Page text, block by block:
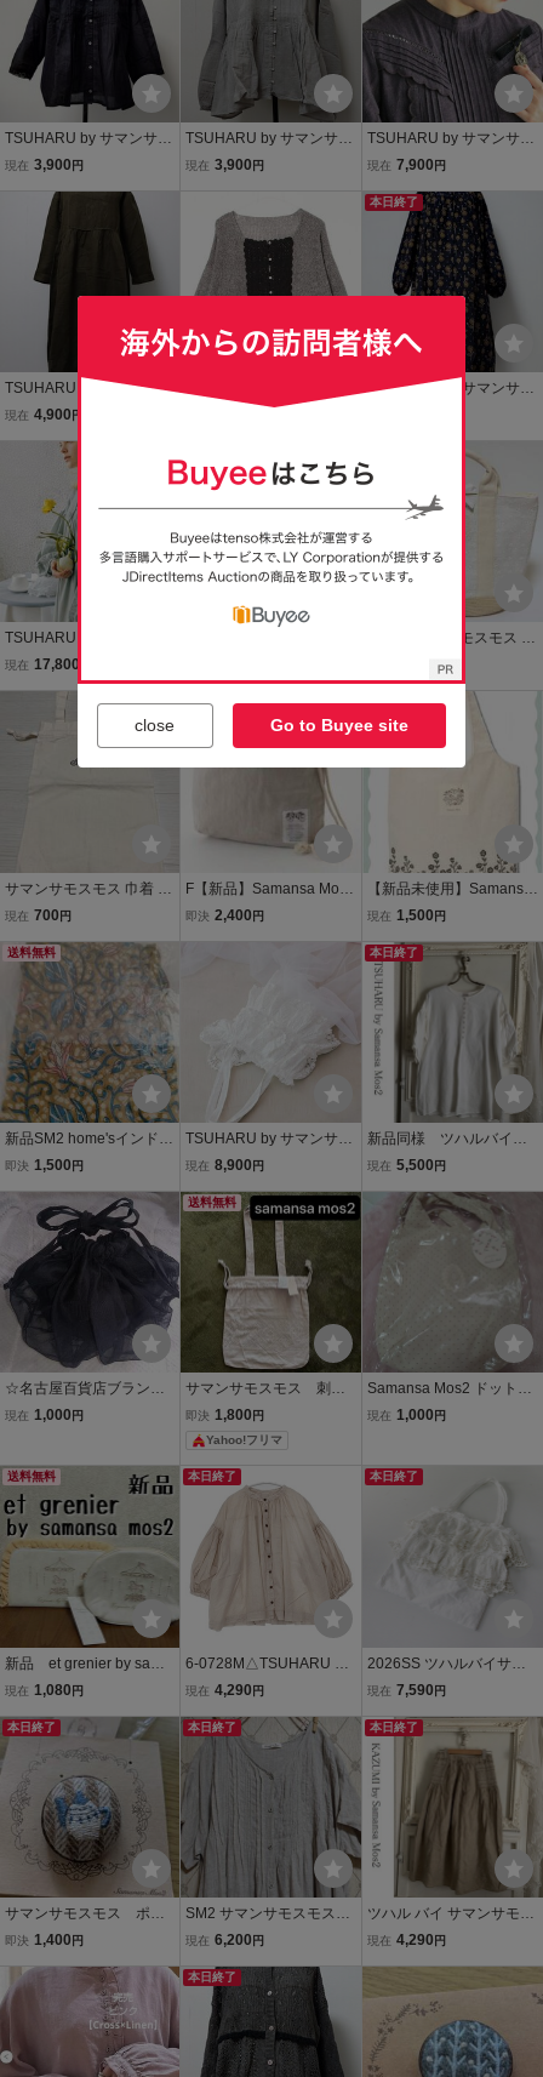
TSUHARU by サマンサモ
スモス【リバーレース】
ハル SM2
現在 3,900 円
TSUHARU by サマンサモ
スモス ピンタックふん
現在 3,900 円
TSUHARU by サマンサモ
スモス アンティーク風
ス ツハル SM2
現在 7,900 円
TSUHARU by サマンサモ
スモス 草花刺繍切替ワ
ハル SM2
現在 4,900 円
a Mos2」 ニットカーディ
本日終了
TSUHARU by サマンサモ
TSUHARU by サマンサモ
スモス【Ｓサイズ】ラン
ダム刺繍レース切替ワン
ピース ツハル SM2
現在 17,800
ERTY FABRICS】Botanic
al Language柄ワンピー
ス ツハル SM2
SM2 サマンサモスモス 完
コットン レース トートバ
ッグ リボン 籠 かばん オ
フホワイト 旅行 浴衣 マザ
ーズバッグ
円
サマンサモスモス 巾着 エ
コバッグ トートバッグ ノ
現在 700 円
送料無料
F【新品】Samansa Mos2
ロープショルダーバック
即決 2,400 円
本日終了
【新品未使用】Samansa
Mos2 35th花刺繍ポケッタ
現在 1,500 円
送料無料
新品SM2 home'sインド綿
プリント巾着SamansaMo
スモス
即決 1,500 円
TSUHARU by サマンサモ
スモス【WHITE COLLEC
ートバッグ ツハル SM
2
現在 8,900 円
本日終了
新品同様 ツハルバイサ
マンサモスモス TSUHAR
リネン麻 ギャザー七分
袖 チュニック ワンピー
ス オフホワイト
現在 5,500 円
☆名古屋百貨店ブランド
サマンサモスモスSamans
ッグ
現在 1,000 円
送料無料
サマンサモスモス 刺繍
入り 巾着 トートバッグ
巾着バッグ ベージュグ
即決 1,800 円
Yahoo!フリマ
Samansa Mos2 ドット柄
トートバッグ レース ポシ
現在 1,000 円
送料無料
新品 et grenier by sama
nsa mos2 ポーチとマス
現在 1,080 円
本日終了
6-0728M△TSUHARU by
Samansa Mos2 SM2 製品
ャツ ピンクベージュ ツハ
ルバイ サマンサモスモス
現在 4,290 円
本日終了
2026SS ツハルバイサマ
ンサモスモス TSUHARU
White Collection スカラッ
プ刺繍トートバッグ＼【2
400015086033】
現在 7,590 円
本日終了
サマンサモスモス ポッ
ト 刺繍 木枠ブローチ
即決 1,400 円
本日終了
SM2 サマンサモスモス
リンネル 花リンネルコ
現在 6,200 円
本日終了
ツハル バイ サマンサモス
モス TSUHARU by Sama
フレアスカート
現在 4,290 円
本日終了
close Go to Buyee site